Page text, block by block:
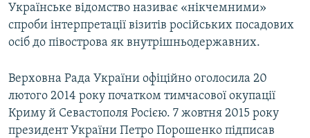
Українське відомство називає «нікчемними»
спроби інтерпретації візитів російських посадових
осіб до півострова як внутрішньодержавних.
Верховна Рада України офіційно оголосила 20
лютого 2014 року початком тимчасової окупації
Криму й Севастополя Росією. 7 жовтня 2015 року
президент України Петро Порошенко підписав